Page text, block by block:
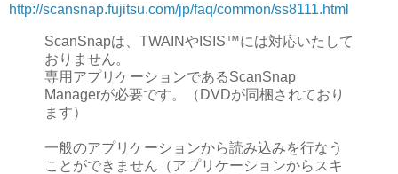
http://scansnap.fujitsu.com/jp/faq/common/ss8111.html
ScanSnapは、TWAINやISIS™には対応いたして
おりません。
専用アプリケーションであるScanSnap
Managerが必要です。（DVDが同梱されており
ます）
一般のアプリケーションから読み込みを行なう
ことができません（アプリケーションからスキ